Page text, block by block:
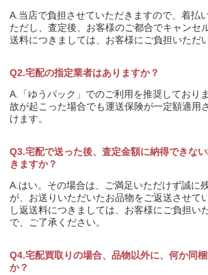
A.当店で負担させていただきますので、着払
ただし、査定後、お客様のご都合でキャンセ
送料につきましては、お客様にご負担いただ
Q2.宅配の指定業者はありますか？
A.「ゆうパック」でのご利用を推奨しており
故が起こった場合でも運送保険が一定額適用
けます。
Q3.宅配で送った後、査定金額に納得できな
きますか？
A.はい。その場合は、ご満足いただけず誠に
が、お送りいただいたお品物をご返送させて
し返送料につきましては、お客様にご負担い
で、ご了承ください。
Q4.宅配買取りの場合、品物以外に、何か同
か？